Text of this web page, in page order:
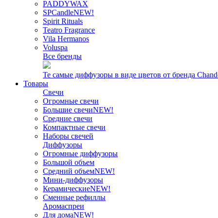
PADDYWAX
SPCandleNEW!
Spirit Rituals
Teatro Fragrance
Vila Hermanos
Voluspa
Все бренды
Те самые диффузоры в виде цветов от бренда
Товары
Свечи
Огромные свечи
Большие свечиNEW!
Средние свечи
Компактные свечи
Наборы свечей
Диффузоры
Огромные диффузоры
Большой объем
Средний объемNEW!
Мини-диффузоры
КерамическиеNEW!
Сменные рефиллы
Аромаспреи
Для домаNEW!